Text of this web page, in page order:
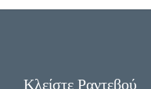
Κλείστε Ραντεβού